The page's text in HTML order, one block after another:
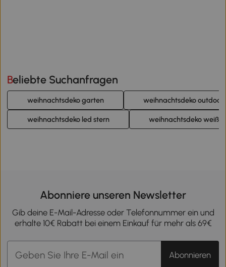
Beliebte Suchanfragen
weihnachtsdeko garten weihnachtsdeko outdoor
weihnachtsdeko led stern weihnachtsdeko weiß
Abonniere unseren Newsletter
Gib deine E-Mail-Adresse oder Telefonnummer ein und
erhalte 10€ Rabatt bei einem Einkauf für mehr als 69€
Abonnieren